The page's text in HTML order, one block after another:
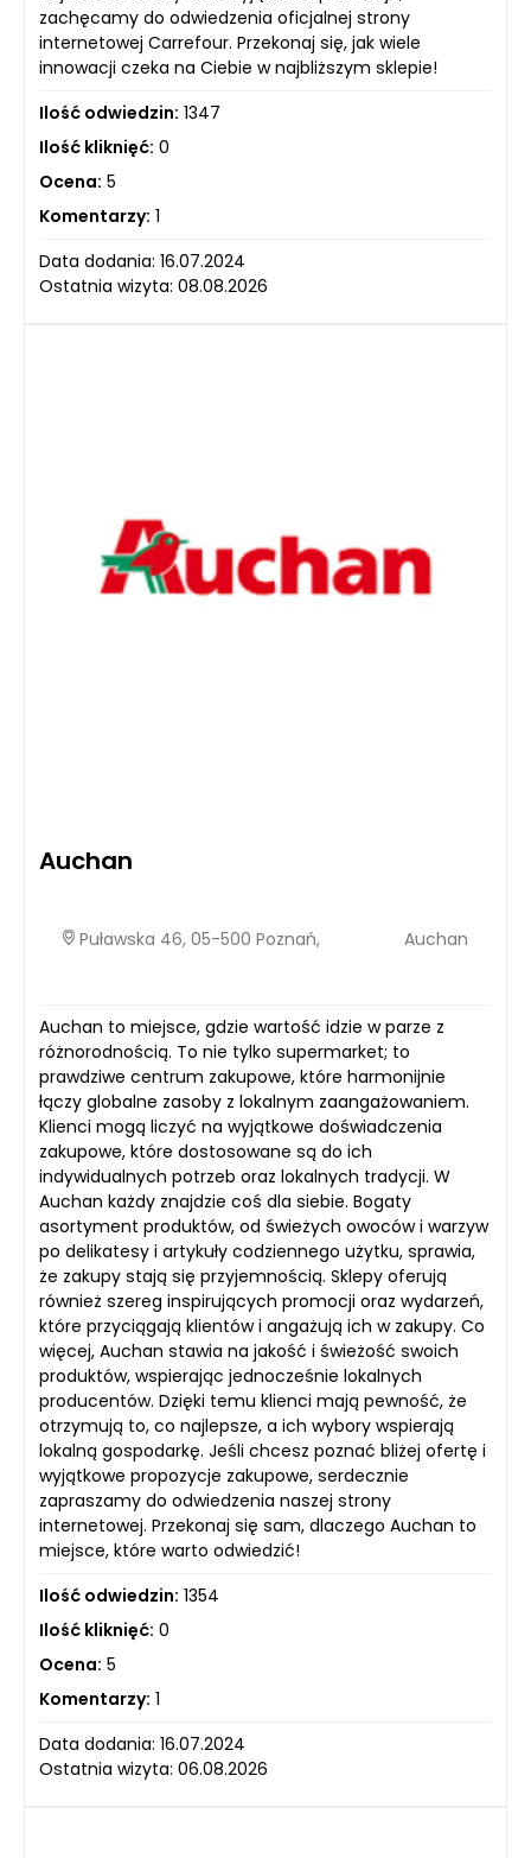
zachęcamy do odwiedzenia oficjalnej strony
internetowej Carrefour. Przekonaj się, jak wiele
innowacji czeka na Ciebie w najbliższym sklepie!
Ilość odwiedzin: 1347
Ilość kliknięć: 0
Ocena: 5
Komentarzy: 1
Data dodania: 16.07.2024
Ostatnia wizyta: 08.08.2026
Auchan
Puławska 46, 05-500 Poznań, Auchan
Auchan to miejsce, gdzie wartość idzie w parze z
różnorodnością. To nie tylko supermarket; to
prawdziwe centrum zakupowe, które harmonijnie
łączy globalne zasoby z lokalnym zaangażowaniem.
Klienci mogą liczyć na wyjątkowe doświadczenia
zakupowe, które dostosowane są do ich
indywidualnych potrzeb oraz lokalnych tradycji. W
Auchan każdy znajdzie coś dla siebie. Bogaty
asortyment produktów, od świeżych owoców i warzyw
po delikatesy i artykuły codziennego użytku, sprawia,
że zakupy stają się przyjemnością. Sklepy oferują
również szereg inspirujących promocji oraz wydarzeń,
które przyciągają klientów i angażują ich w zakupy. Co
więcej, Auchan stawia na jakość i świeżość swoich
produktów, wspierając jednocześnie lokalnych
producentów. Dzięki temu klienci mają pewność, że
otrzymują to, co najlepsze, a ich wybory wspierają
lokalną gospodarkę. Jeśli chcesz poznać bliżej ofertę i
wyjątkowe propozycje zakupowe, serdecznie
zapraszamy do odwiedzenia naszej strony
internetowej. Przekonaj się sam, dlaczego Auchan to
miejsce, które warto odwiedzić!
Ilość odwiedzin: 1354
Ilość kliknięć: 0
Ocena: 5
Komentarzy: 1
Data dodania: 16.07.2024
Ostatnia wizyta: 06.08.2026